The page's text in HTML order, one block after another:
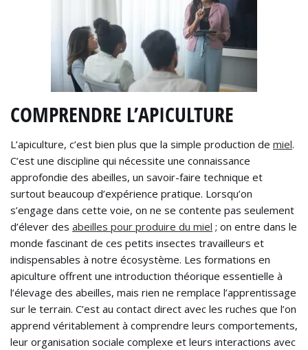
COMPRENDRE L’APICULTURE
L’apiculture, c’est bien plus que la simple production de miel.
C’est une discipline qui nécessite une connaissance
approfondie des abeilles, un savoir-faire technique et
surtout beaucoup d’expérience pratique. Lorsqu’on
s’engage dans cette voie, on ne se contente pas seulement
d’élever des abeilles pour produire du miel ; on entre dans le
monde fascinant de ces petits insectes travailleurs et
indispensables à notre écosystème. Les formations en
apiculture offrent une introduction théorique essentielle à
l’élevage des abeilles, mais rien ne remplace l’apprentissage
sur le terrain. C’est au contact direct avec les ruches que l’on
apprend véritablement à comprendre leurs comportements,
leur organisation sociale complexe et leurs interactions avec